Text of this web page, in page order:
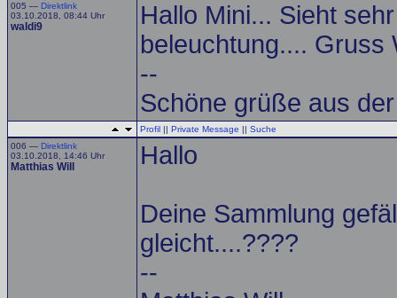
005 — Direktlink
03.10.2018, 08:44 Uhr
waldi9
Hallo Mini... Sieht
beleuchtung.... Gruss
--
Schöne grüße aus
Profil || Private Message || Suche
006 — Direktlink
03.10.2018, 14:46 Uhr
Matthias Will Hallo
Deine Sammlung
gleicht....????
--